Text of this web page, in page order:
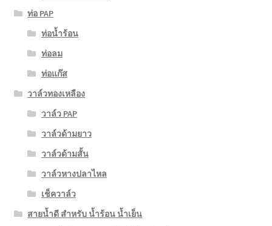
ท่อ PAP
ท่อน้ำร้อน
ท่อลม
ท่อแก๊ส
วาล์วทองเหลือง
วาล์ว PAP
วาล์วด้ามยาว
วาล์วด้ามสั้น
วาล์วหางปลาไหล
เช็ควาล์ว
สายน้ำดี สำหรับ น้ำร้อน น้ำเย็น